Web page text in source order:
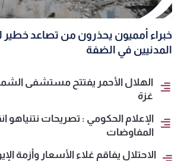
خبراء أمميون يحذرون من تصاعد
المدنيين في الضفة
الهلال الأحمر يفتتح مستشفى
غزة
الإعلام الحكومي : تصريحات نتنياهو
المفاوضات
الاحتلال يفاقم غلاء الأسعار وأزمة